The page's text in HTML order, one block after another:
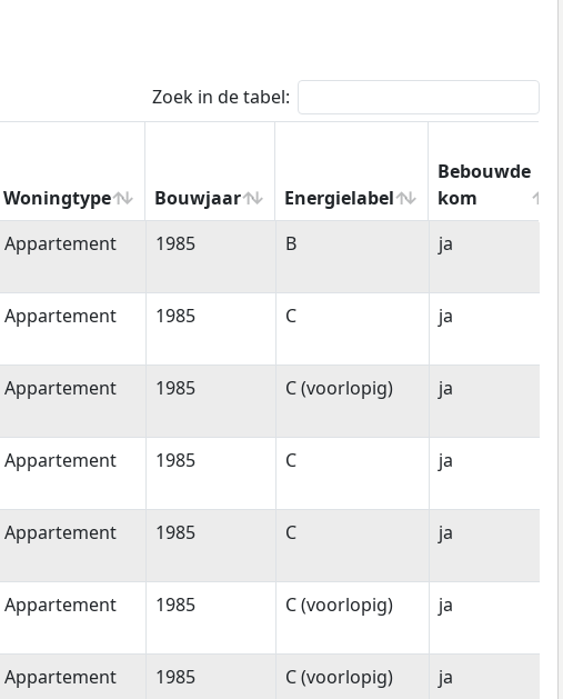
Zoek in de tabel:
Woningtype Bouwjaar Energielabel
Bebouwde
kom
Woningtype Bouwjaar Energielabel
Bebouwde
kom
Appartement 1985 B ja
Appartement 1985 C ja
Appartement 1985 C (voorlopig) ja
Appartement 1985 C ja
Appartement 1985 C ja
Appartement 1985 C (voorlopig) ja
Appartement 1985 C (voorlopig) ja